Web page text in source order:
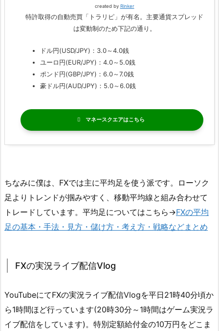
created by Rinker
特許取得の自動売買「トラリピ」が有名。主要通貨スプレッド
は変動制のため下記の通り。
ドル円(USD/JPY)：3.0～4.0銭
ユーロ円(EUR/JPY)：4.0～5.0銭
ポンド円(GBP/JPY)：6.0～7.0銭
豪ドル円(AUD/JPY)：5.0～6.0銭
マネースクエア
ちなみに僕は、FXでは主に平均足を使う派です。ローソク
足よりトレンドが掴みやすく、移動平均線と組み合わせて
トレードしています。平均足についてはこちら→FXの平均
足の基本・手法・見方・儲け方・考え方・戦略などまとめ
FXの実況ライブ配信Vlog
YouTubeにてFXの実況ライブ配信Vlogを平日21時40分頃か
ら1時間ほど行っています(20時30分～1時間はゲーム実況ラ
イブ配信をしています)。特別定額給付金の10万円をどこま